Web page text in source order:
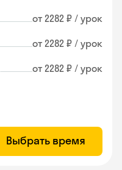
от 2282 ₽ / урок
от 2282 ₽ / урок
от 2282 ₽ / урок
Выбрать время